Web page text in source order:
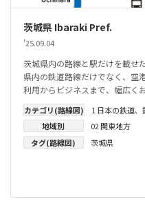
茨城県 Ibaraki Pref.
'25.09.04
茨城県内の路線と駅だけを載せ
県内の鉄道路線だけでなく、空
利用からビジネスまで、幅広く
カテゴリ(路線図) 1 日本の鉄道、
地域別
02 関東地方
タグ(路線図)
茨城県